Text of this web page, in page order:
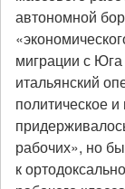
автономной
миграции с
итальянский
политическое
рабочих», но
к